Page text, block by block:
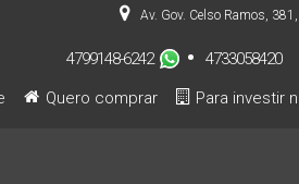
Av. Gov. Celso Ramos, 381 ,
4799148-6242
4733058420
Para investir
Quero comprar